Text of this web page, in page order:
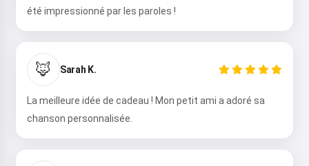
été impressionné par les paroles !
🦊 Sarah K.
La meilleure idée de cadeau ! Mon petit ami a adoré sa
chanson personnalisée.